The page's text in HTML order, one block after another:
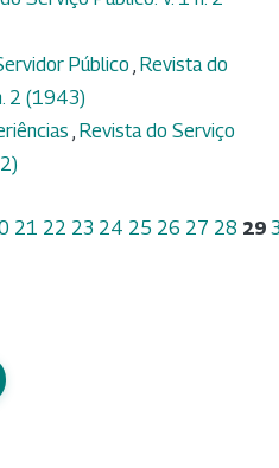
Público , Revista do
2 (1943)
, Revista do Serviço
21 22 23 24 25 26 27 28 29